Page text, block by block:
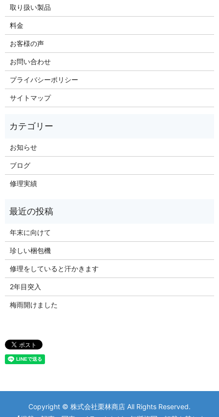
取り扱い製品
料金
お客様の声
お問い合わせ
プライバシーポリシー
サイトマップ
お知らせ
ブログ
修理実績
年末に向けて
珍しい梱包機
修理をしていると汗かきます
2年目突入
梅雨開けました
Copyright © 株式会社栗林商店 All Rights Reserved.